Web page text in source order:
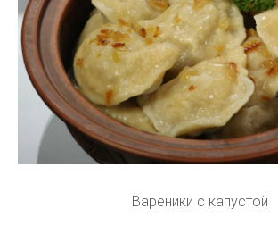
Вареники с капустой